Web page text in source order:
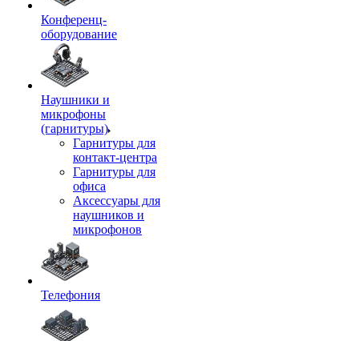
Конференц-
оборудование
Наушники и
микрофоны
(гарнитуры)
Гарнитуры для
контакт-центра
Гарнитуры для
офиса
Аксессуары для
наушников и
микрофонов
Телефония